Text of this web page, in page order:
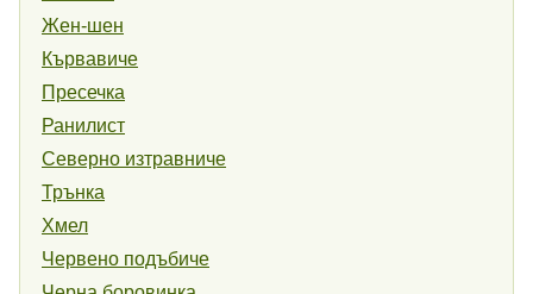
Жен-шен
Кървавиче
Пресечка
Ранилист
Северно изтравниче
Трънка
Хмел
Червено подъбиче